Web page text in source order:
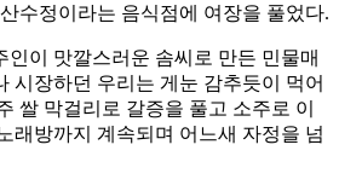
수정이라는 음식점에 여장을 풀었다.
인이 맛깔스러운 솜씨로 만든 민물매
시장하던 우리는 게눈 감추듯이 먹어
쌀 막걸리로 갈증을 풀고 소주로 이
래방까지 계속되며 어느새 자정을 넘